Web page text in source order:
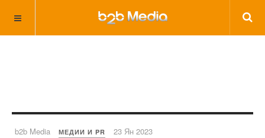
b2b Media МЕДИИ И PR 23 Ян 2023